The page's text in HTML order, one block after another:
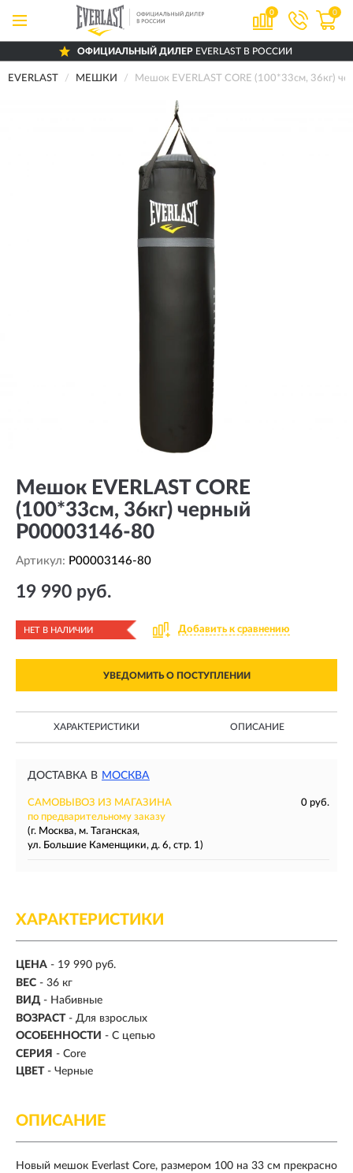
0 0
ОФИЦИАЛЬНЫЙ ДИЛЕР EVERLAST В РОССИИ
EVERLAST МЕШКИ Мешок EVERLAST CORE (100*33см, 36кг)
Мешок EVERLAST CORE
(100*33см, 36кг) черный
P00003146-80
Артикул: P00003146-80
19 990 руб.
НЕТ В НАЛИЧИИ Добавить к сравнению
УВЕДОМИТЬ О ПОСТУПЛЕНИИ
ХАРАКТЕРИСТИКИ ОПИСАНИЕ
ДОСТАВКА В МОСКВА
САМОВЫВОЗ ИЗ МАГАЗИНА
0 руб.
по предварительному заказу
(г. Москва, м. Таганская,
ул. Большие Каменщики, д. 6, стр. 1)
ХАРАКТЕРИСТИКИ
ЦЕНА - 19 990 руб.
ВЕС - 36 кг
ВИД - Набивные
ВОЗРАСТ - Для взрослых
ОСОБЕННОСТИ - С цепью
СЕРИЯ - Core
ЦВЕТ - Черные
ОПИСАНИЕ
Новый мешок Everlast Core, размером 100 на 33 см прекрасно